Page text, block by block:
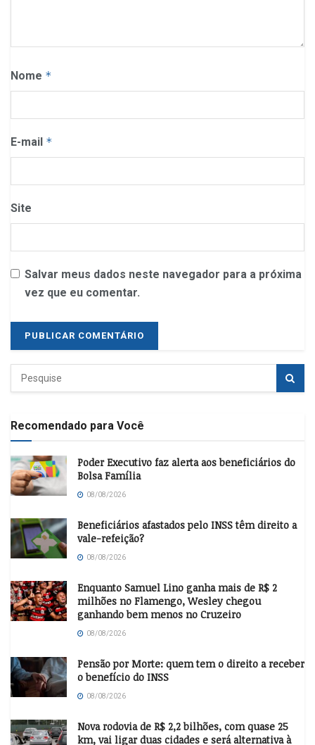
Nome *
E-mail *
Site
Salvar meus dados neste navegador para a próxima
vez que eu comentar.
Recomendado para Você
Poder Executivo faz alerta aos beneficiários do
Bolsa Família
08/08/2026
Beneficiários afastados pelo INSS têm direito a
vale-refeição?
08/08/2026
Enquanto Samuel Lino ganha mais de R$ 2
milhões no Flamengo, Wesley chegou
ganhando bem menos no Cruzeiro
08/08/2026
Pensão por Morte: quem tem o direito a receber
o benefício do INSS
08/08/2026
Nova rodovia de R$ 2,2 bilhões, com quase 25
km, vai ligar duas cidades e será alternativa à